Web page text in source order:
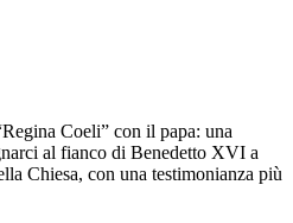
Coeli” con il papa: una
al fianco di Benedetto XVI a
Chiesa, con una testimonianza più